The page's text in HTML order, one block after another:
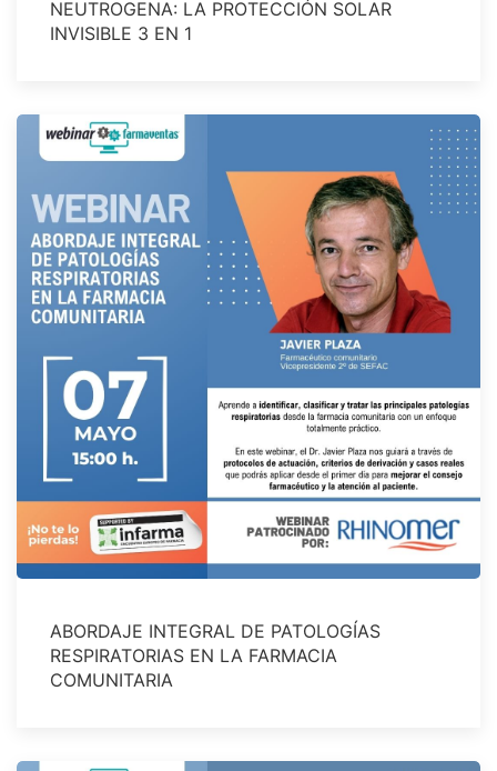
NEUTROGENA: LA PROTECCIÓN SOLAR
INVISIBLE 3 EN 1
ABORDAJE INTEGRAL DE PATOLOGÍAS
RESPIRATORIAS EN LA FARMACIA
COMUNITARIA